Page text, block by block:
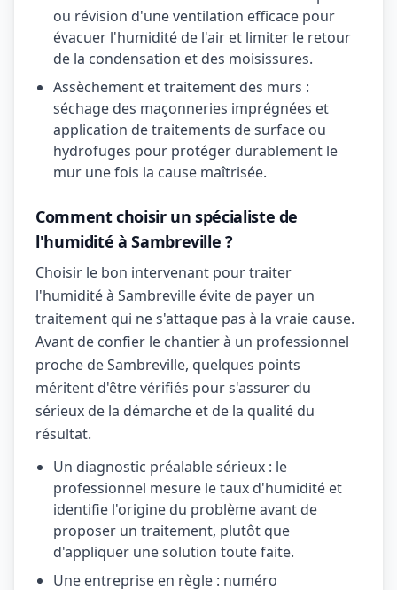
ou révision d'une ventilation efficace pour
évacuer l'humidité de l'air et limiter le retour
de la condensation et des moisissures.
Assèchement et traitement des murs :
séchage des maçonneries imprégnées et
application de traitements de surface ou
hydrofuges pour protéger durablement le
mur une fois la cause maîtrisée.
Comment choisir un spécialiste de
l'humidité à Sambreville ?
Choisir le bon intervenant pour traiter
l'humidité à Sambreville évite de payer un
traitement qui ne s'attaque pas à la vraie cause.
Avant de confier le chantier à un professionnel
proche de Sambreville, quelques points
méritent d'être vérifiés pour s'assurer du
sérieux de la démarche et de la qualité du
résultat.
Un diagnostic préalable sérieux : le
professionnel mesure le taux d'humidité et
identifie l'origine du problème avant de
proposer un traitement, plutôt que
d'appliquer une solution toute faite.
Une entreprise en règle : numéro